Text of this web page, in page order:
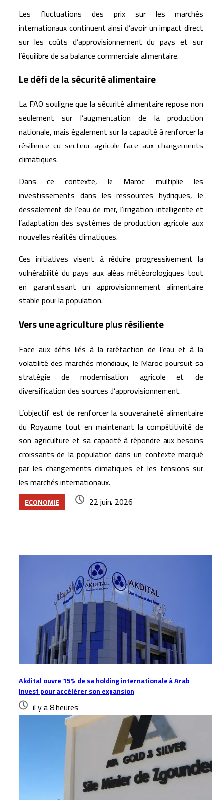
Les fluctuations des prix sur les marchés
internationaux continuent ainsi d’avoir un impact direct
sur les coûts d’approvisionnement du pays et sur
l’équilibre de sa balance commerciale alimentaire.
Le défi de la sécurité alimentaire
La FAO souligne que la sécurité alimentaire repose non
seulement sur l’augmentation de la production
nationale, mais également sur la capacité à renforcer la
résilience du secteur agricole face aux changements
climatiques.
Dans ce contexte, le Maroc multiplie les
investissements dans les ressources hydriques, le
dessalement de l’eau de mer, l’irrigation intelligente et
l’adaptation des systèmes de production agricole aux
nouvelles réalités climatiques.
Ces initiatives visent à réduire progressivement la
vulnérabilité du pays aux aléas météorologiques tout
en garantissant un approvisionnement alimentaire
stable pour la population.
Vers une agriculture plus résiliente
Face aux défis liés à la raréfaction de l’eau et à la
volatilité des marchés mondiaux, le Maroc poursuit sa
stratégie de modernisation agricole et de
diversification des sources d’approvisionnement.
L’objectif est de renforcer la souveraineté alimentaire
du Royaume tout en maintenant la compétitivité de
son agriculture et sa capacité à répondre aux besoins
croissants de la population dans un contexte marqué
par les changements climatiques et les tensions sur
les marchés internationaux.
ECONOMIE 22 juin، 2026
Akdital ouvre 15% de sa holding internationale à Arab
Invest pour accélérer son expansion
il y a 8 heures